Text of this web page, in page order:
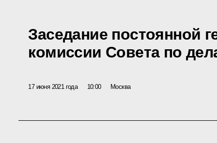
Заседание постоянной
комиссии Совета по
17 июня 2021 года 10:00 Москва